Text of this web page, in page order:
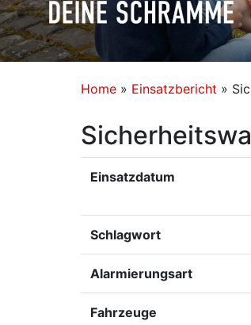
Home » Einsatzbericht »
Einsatzdatum
Schlagwort
Alarmierungsart
Fahrzeuge